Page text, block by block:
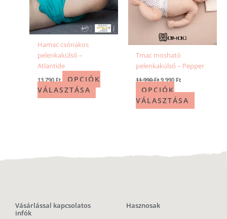
Hamac csónakos
pelenkakülső –
Atlantide
13 790Ft
OPCIÓK
VÁLASZTÁSA
Tmac mosható
pelenkakülső – Pepper
11 990Ft 9 990 Ft
OPCIÓK
VÁLASZTÁSA
Vásárlással kapcsolatos
infók
Hasznosak